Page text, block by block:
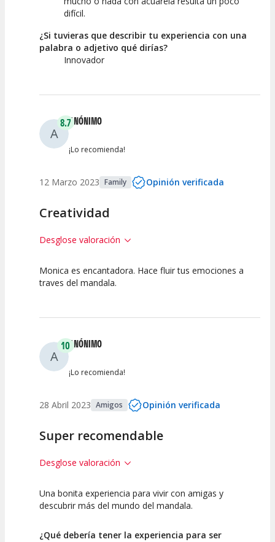
difícil.
¿Si tuvieras que describir tu experiencia con una
palabra o adjetivo qué dirías?
Innovador
A
8.7ANÓNIMO
¡Lo recomienda!
12 Marzo 2023 Family Opinión verificada
Creatividad
Desglose valoración
7.5 10
Guia
Monica es encantadora. Hace fluir tus emociones a
traves del mandala.
A
10ANÓNIMO
¡Lo recomienda!
28 Abril 2023 Amigos Opinión verificada
Super recomendable
Desglose valoración
10
Actividad
10
Personal /
Una bonita experiencia para vivir con amigas y
descubrir más del mundo del mandala.
¿Qué debería tener la experiencia para ser